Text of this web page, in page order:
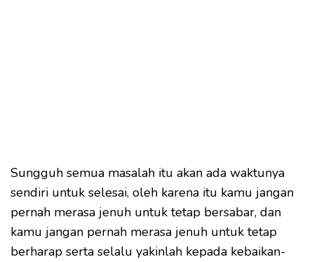
Sungguh semua masalah itu akan ada waktunya
sendiri untuk selesai, oleh karena itu kamu jangan
pernah merasa jenuh untuk tetap bersabar, dan
kamu jangan pernah merasa jenuh untuk tetap
berharap serta selalu yakinlah kepada kebaikan-